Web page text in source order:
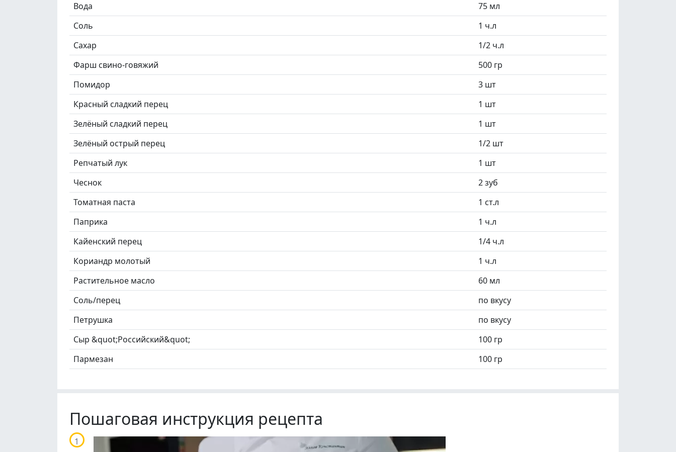
Вода
75 мл
Соль
1 ч.л
Сахар
1/2 ч.л
Фарш свино-говяжий
500 гр
Помидор
3 шт
Красный сладкий перец
1 шт
Зелёный сладкий перец
1 шт
Зелёный острый перец
1/2 шт
Репчатый лук
1 шт
Чеснок
2 зуб
Томатная паста
1 ст.л
Паприка
1 ч.л
Кайенский перец
1/4 ч.л
Кориандр молотый
1 ч.л
Растительное масло
60 мл
Соль/перец
по вкусу
Петрушка
по вкусу
Сыр &quot;Российский&quot;
100 гр
Пармезан
100 гр
Пошаговая инструкция рецепта